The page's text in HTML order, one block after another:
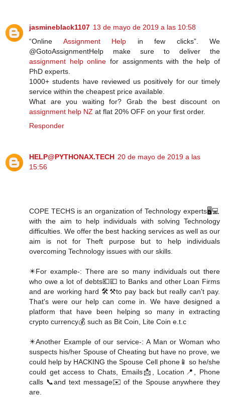
jasmineblack1107 13 de mayo de 2019 a las 10:58
“Online Assignment Help in few clicks”. We
@GotoAssignmentHelp make sure to deliver the
assignment help online for assignments with the help of
PhD experts.
1000+ students have reviewed us positively for our timely
service within the cheapest price available.
What are you waiting for? Grab the best discount on
assignment help NZ at flat 20% OFF on your first order.
Responder
HELP@PYTHONAX.TECH 20 de mayo de 2019 a las
15:56
COPE TECHS is an organization of Technology experts🖥️💻
with the aim to help individuals with solving Technology
difficulties. We offer the best hacking services as well as our
aim is not for Theft purpose but to help individuals
overcoming Technology issues with our skills.
✴️For example-: There are so many individuals out there
who owe a lot of debts💶💷 to Banks and other Loan Firms
and are working hard 🛠️⚒️to pay back but really can't pay.
That's were our help can come in. We have designed a
platform that have been helping so many in extracting
crypto currency💰 such as Bit Coin, Lite Coin e.t.c
✴️Another Example of our service-: A Man or Woman who
suspects his/her Spouse of Cheating but have no prove, we
could help by HACKING the Spouse Cell phone📱 so he/she
could get access to Chats, Emails📩, Location📍, Phone
calls 📞and text message✉️ of the Spouse anywhere they
are.